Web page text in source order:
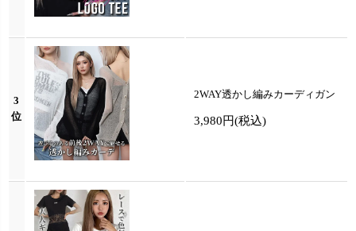
3
位
2WAY透かし編みカーディガン
3,980円(税込)